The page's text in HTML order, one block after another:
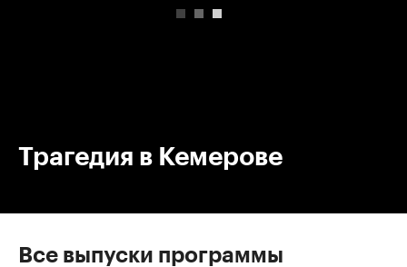
Трагедия в Кемерове
Все выпуски программы